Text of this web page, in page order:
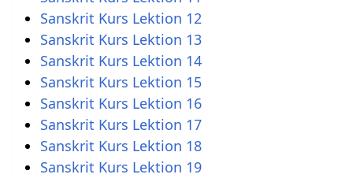
Sanskrit Kurs Lektion 12
Sanskrit Kurs Lektion 13
Sanskrit Kurs Lektion 14
Sanskrit Kurs Lektion 15
Sanskrit Kurs Lektion 16
Sanskrit Kurs Lektion 17
Sanskrit Kurs Lektion 18
Sanskrit Kurs Lektion 19